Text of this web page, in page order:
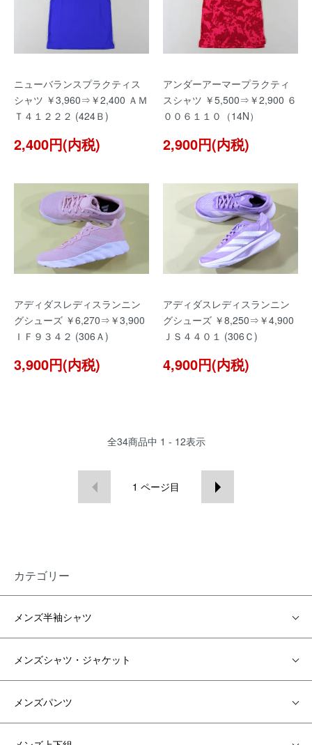
ニューバランスプラクティス
シャツ ￥3,960⇒￥2,400 ＡＭ
Ｔ４１２２２ (424Ｂ)
2,400円(内税)
アンダーアーマープラクティ
スシャツ ￥5,500⇒￥2,900 ６
００６１１０（14N）
2,900円(内税)
アディダスレディスランニン
グシューズ ￥6,270⇒￥3,900
ＩＦ９３４２ (306Ａ)
3,900円(内税)
アディダスレディスランニン
グシューズ ￥8,250⇒￥4,900
ＪＳ４４０１ (306Ｃ)
4,900円(内税)
全34商品中 1 - 12表示
1 ページ目
カテゴリー
メンズ半袖シャツ
メンズシャツ・ジャケット
メンズパンツ